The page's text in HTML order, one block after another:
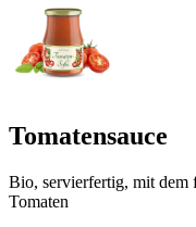
Tomatensauce
Bio, servierfertig, mit dem
Tomaten